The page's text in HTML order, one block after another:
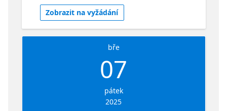
까지 함께 다룹니다. Learning Objective 보통 사
용자를 위한 Microsoft 365 기반의 간편한 데이
터 전처리 및 분석 의사결정자 및 데이터 분석가
를 위한 Power BI 기반의 보고서 생성 자동화 및
상호적인 데이터 인사이트 발굴 데이터 엔지니어
및 과학자를 위한 Microsoft Fabric Copilot 기반
의 데이터 인사이트 발굴 및 코드/쿼리 생성
https://learn.microsoft.com/en-
us/copilot/tutorials/learn-microsoft-copilot
Zobrazit na vyžádání
bře
07
pátek
2025